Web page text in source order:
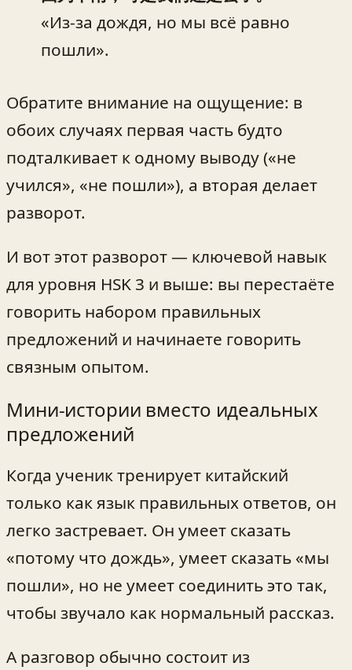
«Из-за дождя, но мы всё равно
пошли».
Обратите внимание на ощущение: в
обоих случаях первая часть будто
подталкивает к одному выводу («не
учился», «не пошли»), а вторая делает
разворот.
И вот этот разворот — ключевой навык
для уровня HSK 3 и выше: вы перестаёте
говорить набором правильных
предложений и начинаете говорить
связным опытом.
Мини-истории вместо идеальных
предложений
Когда ученик тренирует китайский
только как язык правильных ответов, он
легко застревает. Он умеет сказать
«потому что дождь», умеет сказать «мы
пошли», но не умеет соединить это так,
чтобы звучало как нормальный рассказ.
А разговор обычно состоит из